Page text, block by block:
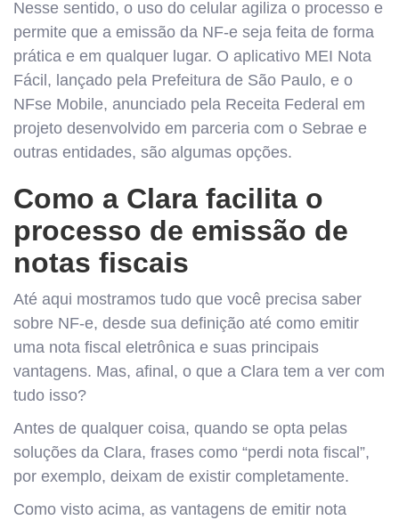
Nesse sentido, o uso do celular agiliza o processo e
permite que a emissão da NF-e seja feita de forma
prática e em qualquer lugar. O aplicativo MEI Nota
Fácil, lançado pela Prefeitura de São Paulo, e o
NFse Mobile, anunciado pela Receita Federal em
projeto desenvolvido em parceria com o Sebrae e
outras entidades, são algumas opções.
Como a Clara facilita o
processo de emissão de
notas fiscais
Até aqui mostramos tudo que você precisa saber
sobre NF-e, desde sua definição até como emitir
uma nota fiscal eletrônica e suas principais
vantagens. Mas, afinal, o que a Clara tem a ver com
tudo isso?
Antes de qualquer coisa, quando se opta pelas
soluções da Clara, frases como “perdi nota fiscal”,
por exemplo, deixam de existir completamente.
Como visto acima, as vantagens de emitir nota